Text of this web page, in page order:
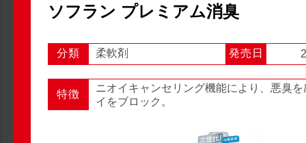
OTC新商品レポート 店頭観察
... 54
ソフラン プレミアム消臭
分類 柔軟剤 発売日
特徴
ニオイキャンセリング機能により、悪臭
イをブロック。